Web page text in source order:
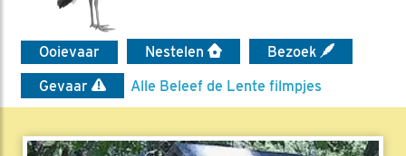
Ooievaar Nestelen
Bezoek
Gevaar
Alle Beleef de Lente filmpjes